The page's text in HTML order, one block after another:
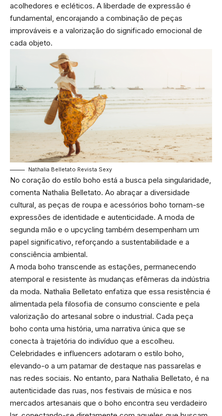
acolhedores e ecléticos. A liberdade de expressão é
fundamental, encorajando a combinação de peças
improváveis e a valorização do significado emocional de
cada objeto.
Nathalia Belletato Revista Sexy
No coração do estilo boho está a busca pela singularidade,
comenta Nathalia Belletato. Ao abraçar a diversidade
cultural, as peças de roupa e acessórios boho tornam-se
expressões de identidade e autenticidade. A moda de
segunda mão e o upcycling também desempenham um
papel significativo, reforçando a sustentabilidade e a
consciência ambiental.
A moda boho transcende as estações, permanecendo
atemporal e resistente às mudanças efêmeras da indústria
da moda. Nathalia Belletato enfatiza que essa resistência é
alimentada pela filosofia de consumo consciente e pela
valorização do artesanal sobre o industrial. Cada peça
boho conta uma história, uma narrativa única que se
conecta à trajetória do indivíduo que a escolheu.
Celebridades e influencers adotaram o estilo boho,
elevando-o a um patamar de destaque nas passarelas e
nas redes sociais. No entanto, para Nathalia Belletato, é na
autenticidade das ruas, nos festivais de música e nos
mercados artesanais que o boho encontra seu verdadeiro